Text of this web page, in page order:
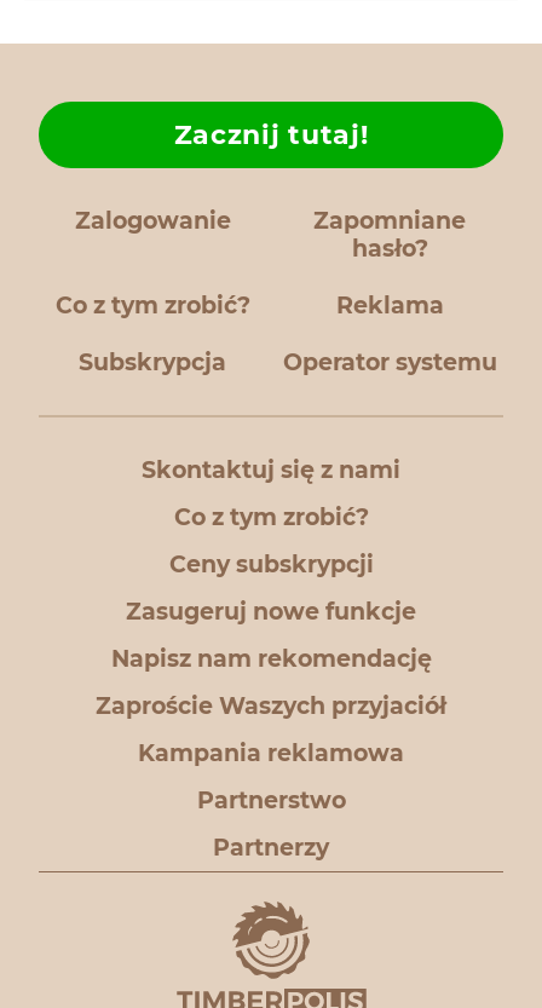
Zalogowanie
Zapomniane
hasło?
Co z tym zrobić?
Zacznij tutaj!
Reklama
Subskrypcja Operator systemu
Skontaktuj się z nami
Co z tym zrobić?
Ceny subskrypcji
Zasugeruj nowe funkcje
Napisz nam rekomendację
Zaproście Waszych przyjaciół
Kampania reklamowa
Partnerstwo
Partnerzy